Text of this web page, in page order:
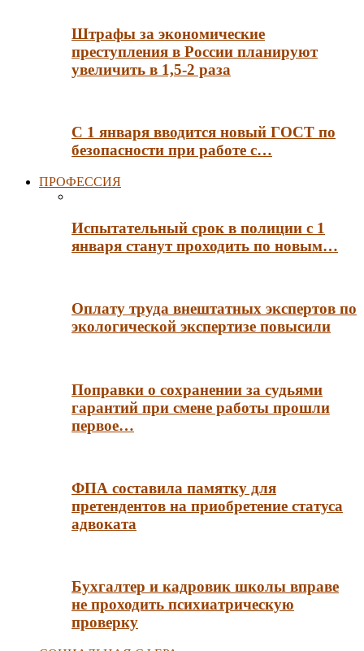
Штрафы за экономические
преступления в России планируют
увеличить в 1,5-2 раза
С 1 января вводится новый ГОСТ по
безопасности при работе с…
ПРОФЕССИЯ
Испытательный срок в полиции с 1
января станут проходить по новым…
Оплату труда внештатных экспертов по
экологической экспертизе повысили
Поправки о сохранении за судьями
гарантий при смене работы прошли
первое…
ФПА составила памятку для
претендентов на приобретение статуса
адвоката
Бухгалтер и кадровик школы вправе
не проходить психиатрическую
проверку